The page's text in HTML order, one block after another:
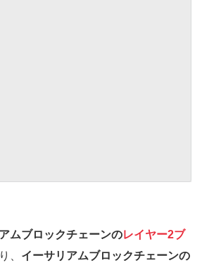
ムブロックチェーンのレイヤー2ブ
、 イーサリアムブロックチェーンの